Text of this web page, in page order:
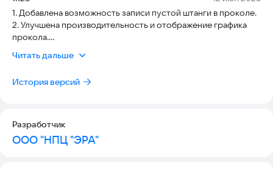
инструмента
• Обменивайтесь работами с участниками ведения проектов
• Будьте в курсе последних событий в сфере ГНБ
• Простой и удобный интерфейс
• Возможность работы на PC
1. Добавлена возможность записи пустой штанги в проколе.
2. Улучшена производительность и отображение графика
прокола.
Читать дальше
История версий
Разработчик
ООО "НПЦ "ЭРА"